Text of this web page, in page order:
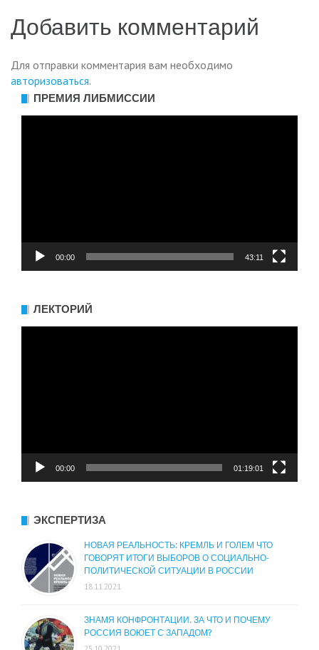
записям
Добавить комментарий
Для отправки комментария вам необходимо
авторизоваться.
ПРЕМИЯ ЛИБМИССИИ
00:00 43:11
ЛЕКТОРИЙ
00:00 01:19:01
ЭКСПЕРТИЗА
НОВАЯ РЕАЛЬНОСТЬ: КРЕМЛЬ И ГОЛЕМ ЧТО
ГОВОРЯТ ИТОГИ ВЫБОРОВ О СОЦИАЛЬНО-
ПОЛИТИЧЕСКОЙ СИТУАЦИИ В РОССИИ
18.11.2021
ЗНАМЯ КОНФРОНТАЦИИ. ЗА ЧТО И ПОЧЕМУ
РОССИЯ ВОЮЕТ С ЗАПАДОМ?